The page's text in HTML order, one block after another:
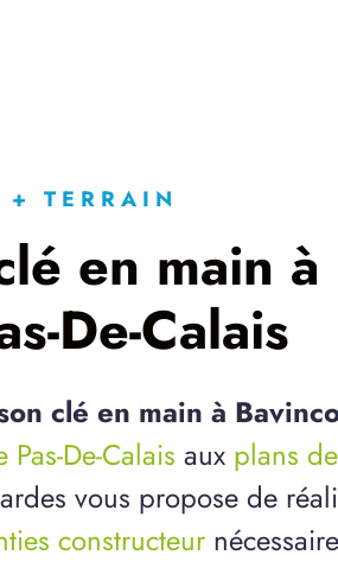
+ TERRAIN
en main à
De-Calais
clé en main à
De-Calais aux plans
vous propose de
constructeur